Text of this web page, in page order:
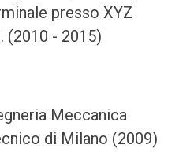
presso XYZ
(2010 - 2015)
Meccanica
di Milano (2009)